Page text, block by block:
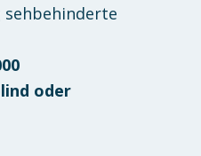
sehbehinderte
oder